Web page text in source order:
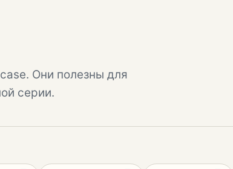
Они полезны для
серии.